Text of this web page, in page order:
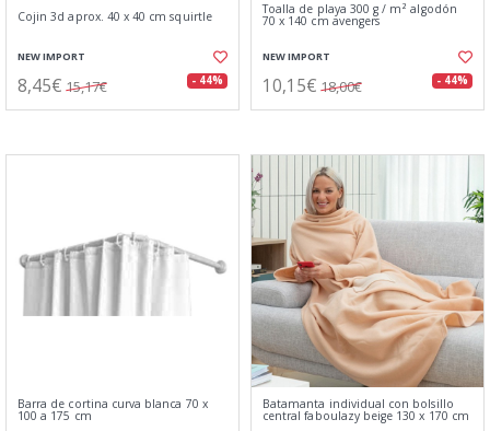
Cojin 3d aprox. 40 x 40 cm squirtle
NEW IMPORT
8,45€ 15,17€ - 44%
Toalla de playa 300 g / m² algodón
70 x 140 cm avengers
NEW IMPORT
10,15€ 18,00€ - 44%
Barra de cortina curva blanca 70 x
100 a 175 cm
Batamanta individual con bolsillo
central faboulazy beige 130 x 170 cm